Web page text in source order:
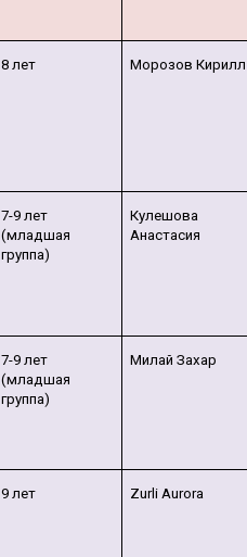
8 лет Морозов Кирилл
7-9 лет
(младшая
группа)
Кулешова
Анастасия
7-9 лет
(младшая
группа)
Милай Захар
9 лет Zurli Aurora